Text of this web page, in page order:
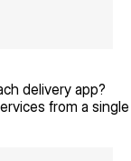
delivery app?
from a single